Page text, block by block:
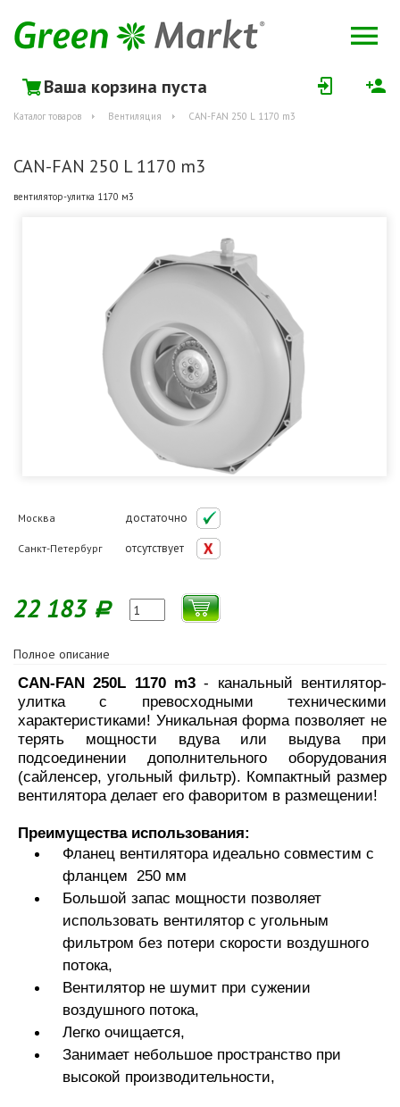
Ваша корзина пуста
Каталог товаров Вентиляция CAN-FAN 250 L 1170 m3
CAN-FAN 250 L 1170 m3
вентилятор-улитка 1170 м3
Москва достаточно
Санкт-Петербург отсутствует
22 183 Р
Полное описание
CAN-FAN 250L 1170 m3 - канальный вентилятор-
улитка с превосходными техническими
характеристиками! Уникальная форма позволяет не
терять мощности вдува или выдува при
подсоединении дополнительного оборудования
(сайленсер, угольный фильтр). Компактный размер
вентилятора делает его фаворитом в размещении!
Преимущества использования:
Фланец вентилятора идеально совместим с
фланцем 250 мм
Большой запас мощности позволяет
использовать вентилятор с угольным
фильтром без потери скорости воздушного
потока,
Вентилятор не шумит при сужении
воздушного потока,
Легко очищается,
Занимает небольшое пространство при
высокой производительности,